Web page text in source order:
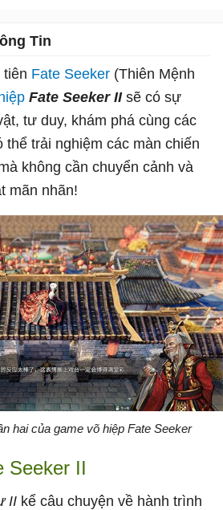
Tin
tiên Fate Seeker (Thiên Mệnh
Fate Seeker II sẽ có sự
tư duy, khám phá cùng các
thể trải nghiệm các màn chiến
không cần chuyển cảnh và
mãn nhãn!
hai của game võ hiệp Fate Seeker
Seeker II
II kể câu chuyện về hành trình